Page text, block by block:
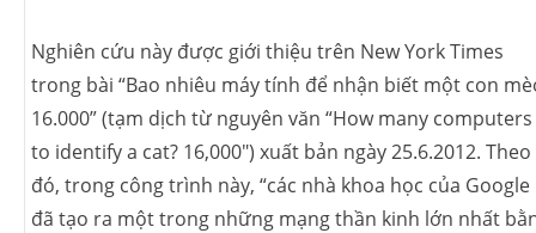
Nghiên cứu này được giới thiệu trên New York Times
trong bài “Bao nhiêu máy tính để nhận biết một con
16.000” (tạm dịch từ nguyên văn “How many computers
to identify a cat? 16,000″) xuất bản ngày 25.6.2012. Theo
đó, trong công trình này, “các nhà khoa học của Google
đã tạo ra một trong những mạng thần kinh lớn nhất